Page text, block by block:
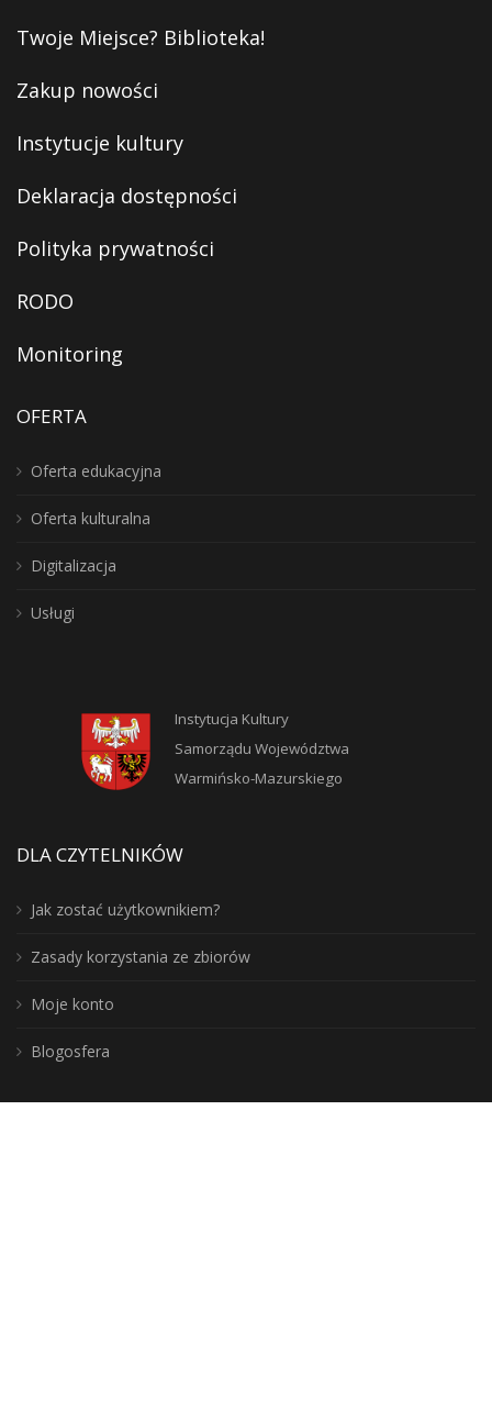
Twoje Miejsce? Biblioteka!
Zakup nowości
Instytucje kultury
Deklaracja dostępności
Polityka prywatności
RODO
Monitoring
OFERTA
Oferta edukacyjna
Oferta kulturalna
Digitalizacja
Usługi
Instytucja Kultury
Samorządu Województwa
Warmińsko-Mazurskiego
DLA CZYTELNIKÓW
Jak zostać użytkownikiem?
Zasady korzystania ze zbiorów
Moje konto
Blogosfera